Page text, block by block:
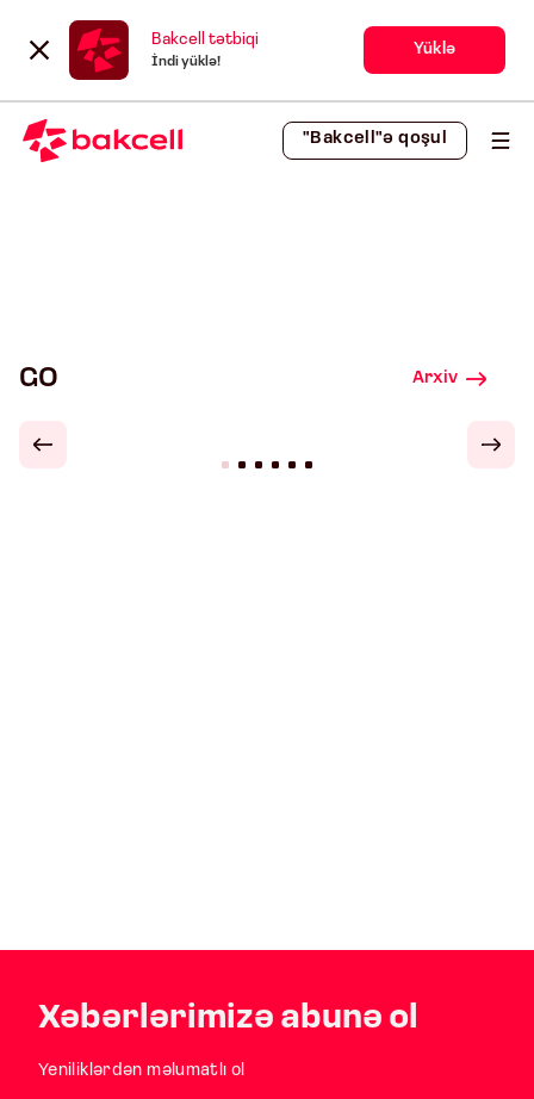
Bakcell tətbiqi
İndi yüklə!
Yüklə
"Bakcell"ə qoşul
GO Arxiv
Xəbərlərimizə abunə ol
Yeniliklərdən məlumatlı ol